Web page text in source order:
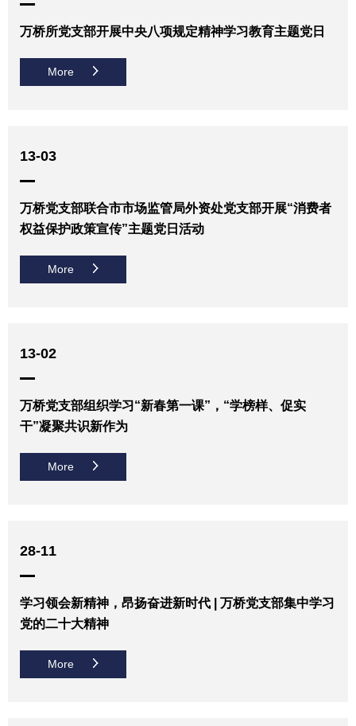
万桥所党支部开展中央八项规定精神学习教育主题党日
More
13-03
万桥党支部联合市市场监管局外资处党支部开展“消费者
权益保护政策宣传”主题党日活动
More
13-02
万桥党支部组织学习“新春第一课”，“学榜样、促实
干”凝聚共识新作为
More
28-11
学习领会新精神，昂扬奋进新时代 | 万桥党支部集中学习
党的二十大精神
More